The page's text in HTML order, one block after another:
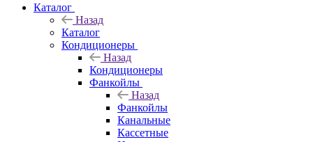
Каталог
Назад
Каталог
Кондиционеры
Назад
Кондиционеры
Фанкойлы
Назад
Фанкойлы
Канальные
Кассетные